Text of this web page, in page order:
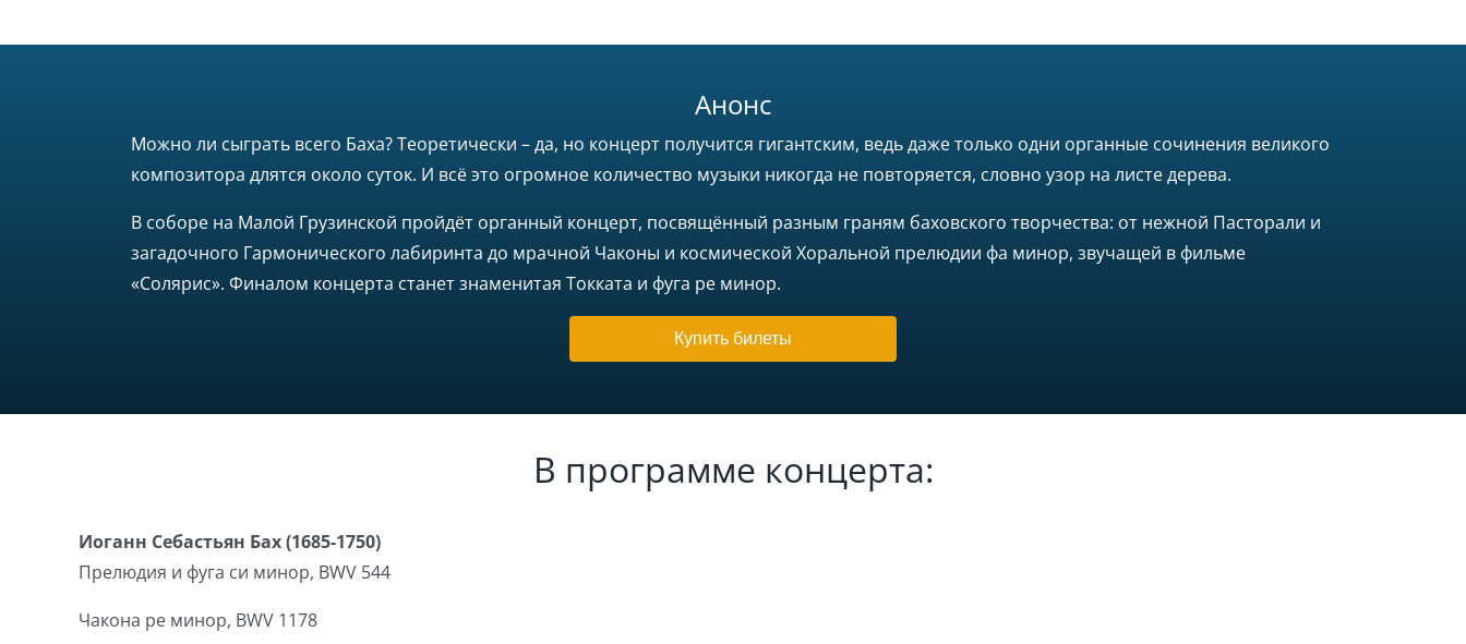
Анонс
Можно ли сыграть всего Баха? Теоретически – да, но концерт получится гигантским, ведь даже только одни органные сочинения великого
композитора длятся около суток. И всё это огромное количество музыки никогда не повторяется, словно узор на листе дерева.
В соборе на Малой Грузинской пройдёт органный концерт, посвящённый разным граням баховского творчества: от нежной Пасторали и
загадочного Гармонического лабиринта до мрачной Чаконы и космической Хоральной прелюдии фа минор, звучащей в фильме
«Солярис». Финалом концерта станет знаменитая Токката и фуга ре минор.
Купить билеты
В программе концерта:
Иоганн Себастьян Бах (1685-1750)
Прелюдия и фуга си минор, BWV 544
Чакона ре минор, BWV 1178